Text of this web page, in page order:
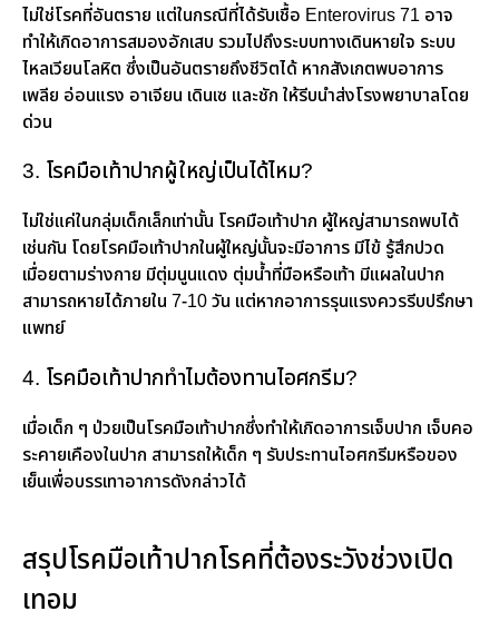
ไม่ใช่โรคที่อันตราย แต่ในกรณีที่ได้รับเชื้อ Enterovirus 71 อาจ
ทำให้เกิดอาการสมองอักเสบ รวมไปถึงระบบทางเดินหายใจ ระบบ
ไหลเวียนโลหิต ซึ่งเป็นอันตรายถึงชีวิตได้ หากสังเกตพบอาการ
เพลีย อ่อนแรง อาเจียน เดินเซ และชัก ให้รีบนำส่งโรงพยาบาลโดย
ด่วน
3. โรคมือเท้าปากผู้ใหญ่เป็นได้ไหม?
ไม่ใช่แค่ในกลุ่มเด็กเล็กเท่านั้น โรคมือเท้าปาก ผู้ใหญ่สามารถพบได้
เช่นกัน โดยโรคมือเท้าปากในผู้ใหญ่นั้นจะมีอาการ มีไข้ รู้สึกปวด
เมื่อยตามร่างกาย มีตุ่มนูนแดง ตุ่มน้ำที่มือหรือเท้า มีแผลในปาก
สามารถหายได้ภายใน 7-10 วัน แต่หากอาการรุนแรงควรรีบปรึกษา
แพทย์
4. โรคมือเท้าปากทำไมต้องทานไอศกรีม?
เมื่อเด็ก ๆ ป่วยเป็นโรคมือเท้าปากซึ่งทำให้เกิดอาการเจ็บปาก เจ็บคอ
ระคายเคืองในปาก สามารถให้เด็ก ๆ รับประทานไอศกรีมหรือของ
เย็นเพื่อบรรเทาอาการดังกล่าวได้
สรุปโรคมือเท้าปากโรคที่ต้องระวังช่วงเปิด
เทอม